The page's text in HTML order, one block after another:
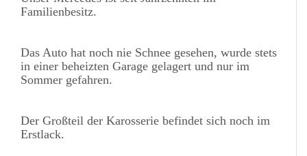
Familienbesitz.
Das Auto hat noch nie Schnee gesehen, wurde stets
in einer beheizten Garage gelagert und nur im
Sommer gefahren.
Der Großteil der Karosserie befindet sich noch im
Erstlack.